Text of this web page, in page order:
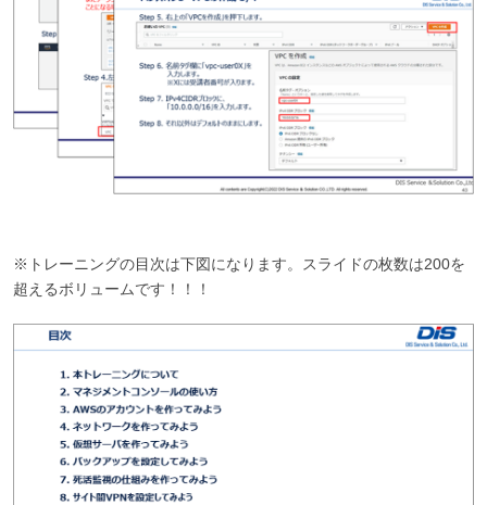
※トレーニングの目次は下図になります。スライドの枚数は200を
超えるボリュームです！！！